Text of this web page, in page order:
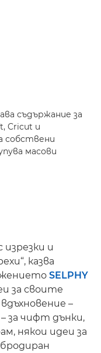
съдържание за
Cricut и
собствени
масови
изрезки и
казва
SELPHY
за своите
–
за чифт дънки,
някои идеи за